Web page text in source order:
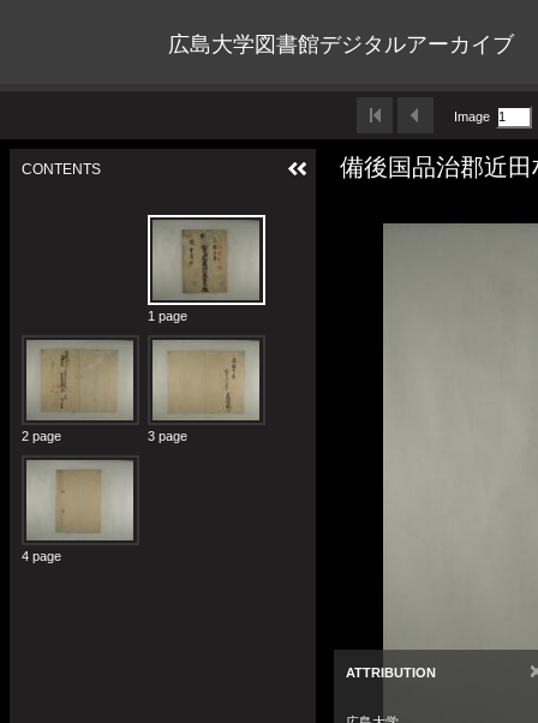
広島大学図書館デジタルアーカイブ